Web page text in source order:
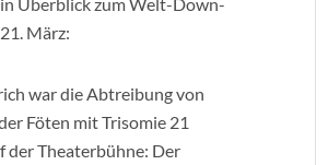
März:
war die Abtreibung von
Föten mit Trisomie 21
der Theaterbühne: Der